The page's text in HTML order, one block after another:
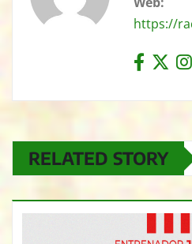
https://
RELATED STORY